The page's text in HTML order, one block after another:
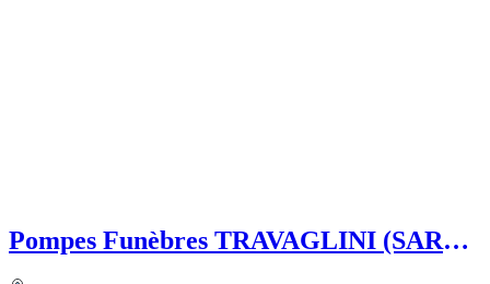
Pompes Funèbres TRAVAGLINI (SARL)